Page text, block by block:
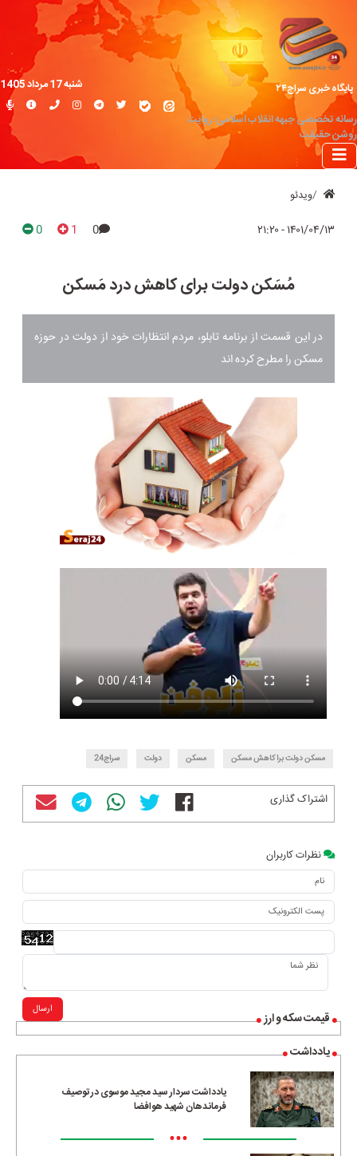
پایگاه خبری سراج۲۴
رسانه تخصصی جبهه انقلاب اسلامی؛ روایت
روشن حقیقت
شنبه 17 مرداد 1405
قیمت سکه و ارز
یادداشت
یادداشت سردار سید مجید موسوی در توصیف
فرماندهان شهید هوافضا
•••
ویدئو
۱۴۰۱/۰۴/۱۳ - ۲۱:۲۰ 0
1
0
مُسَکن دولت برای کاهش درد مَسکن
در این قسمت از برنامه تابلو، مردم انتظارات خود از دولت در حوزه
مسکن را مطرح کرده اند
مسکن دولت برا کاهش مسکن مسکن دولت سراج24
اشتراک گذاری
نظرات کاربران
ارسال